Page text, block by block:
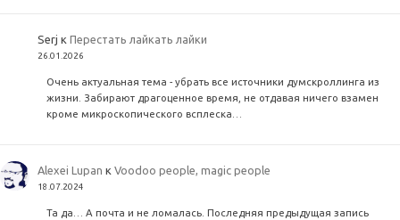
Serj кПерестать лайкать лайки
26.01.2026
Очень актуальная тема - убрать все источники думскроллинга из
жизни. Забирают драгоценное время, не отдавая ничего взамен
кроме микроскопического всплеска…
Alexei Lupan кVoodoo people, magic people
18.07.2024
Та да… А почта и не ломалась. Последняя предыдущая запись